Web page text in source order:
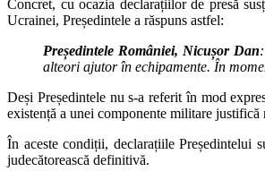
Concret, cu ocazia declarațiilor de presă
Ucrainei, Președintele a răspuns astfel:
Președintele României, Nicușor Dan
alteori ajutor în echipamente. În
Deși Președintele nu s-a referit în mod
existență a unei componente militare
În aceste condiții, declarațiile Președintelui
judecătorească definitivă.